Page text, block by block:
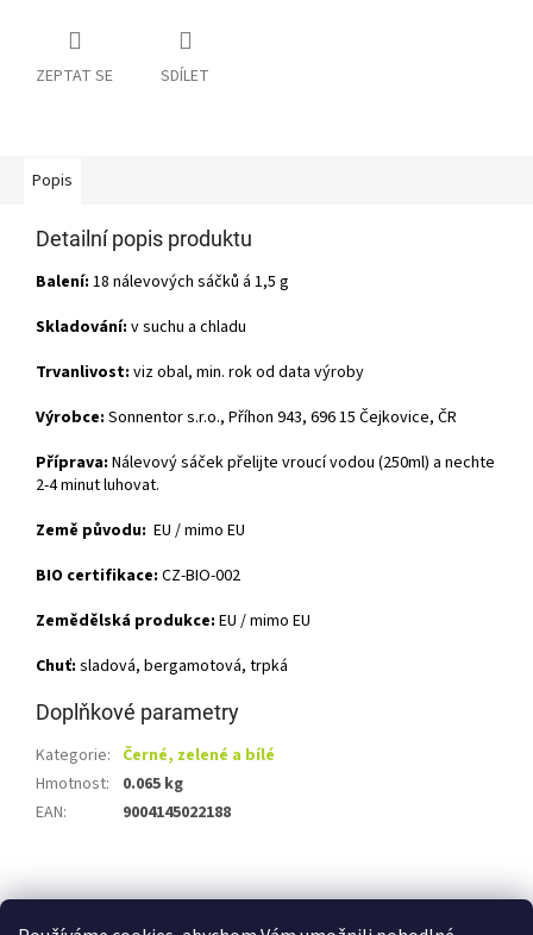
ZEPTAT SE SDÍLET
Popis
Detailní popis produktu
Balení: 18 nálevových sáčků á 1,5 g
Skladování: v suchu a chladu
Trvanlivost: viz obal, min. rok od data výroby
Výrobce: Sonnentor s.r.o., Příhon 943, 696 15 Čejkovice, ČR
Příprava: Nálevový sáček přelijte vroucí vodou (250ml) a nechte
2-4 minut luhovat.
Země původu: EU / mimo EU
BIO certifikace: CZ-BIO-002
Zemědělská produkce: EU / mimo EU
Chuť: sladová, bergamotová, trpká
Doplňkové parametry
Kategorie: Černé, zelené a bílé
Hmotnost:
0.065 kg
EAN: 9004145022188
á